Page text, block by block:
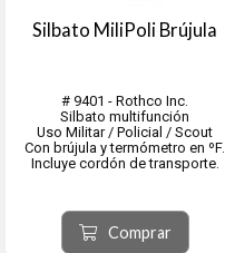
Silbato MiliPoli Brújula
# 9401 - Rothco Inc.
Silbato multifunción
Uso Militar / Policial / Scout
Con brújula y termómetro en ºF.
Incluye cordón de transporte.
Comprar